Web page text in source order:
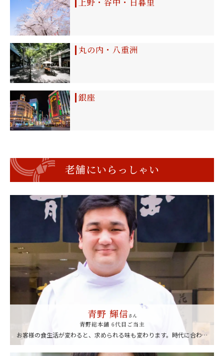
上野・谷中・日暮里
丸の内・八重洲
銀座
老舗にいらっしゃい
青野 輝信 さん
青野総本舗 6代目ご当主
お客様の食生活が変わると、求められる味も変わります。時代に合わせ
て和菓子の味も変化しなければならないと考えています。しかし、職人